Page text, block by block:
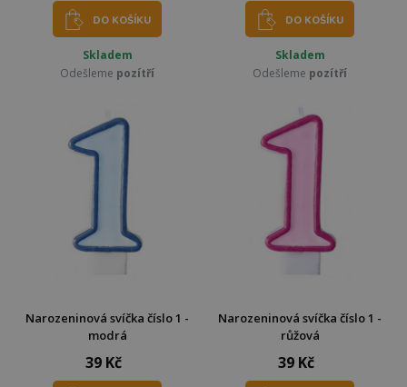
DO KOŠÍKU
Skladem
Odešleme pozítří
DO KOŠÍKU
Skladem
Odešleme pozítří
Narozeninová svíčka číslo 1 -
modrá
39 Kč
Narozeninová svíčka číslo 1 -
růžová
39 Kč